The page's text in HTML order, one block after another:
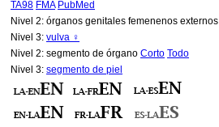
TA98 FMA PubMed
Nivel 2: órganos genitales femenenos
Nivel 3: vulva ♀
Nivel 2: segmento de órgano Corto Todo
Nivel 3: segmento de piel